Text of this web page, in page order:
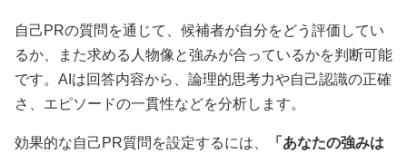
自己PRの質問を通じて、候補者が自分をどう評価してい
るか、また求める人物像と強みが合っているかを判断可能
です。AIは回答内容から、論理的思考力や自己認識の正確
さ、エピソードの一貫性などを分析します。
効果的な自己PR質問を設定するには、
「あなたの強みは